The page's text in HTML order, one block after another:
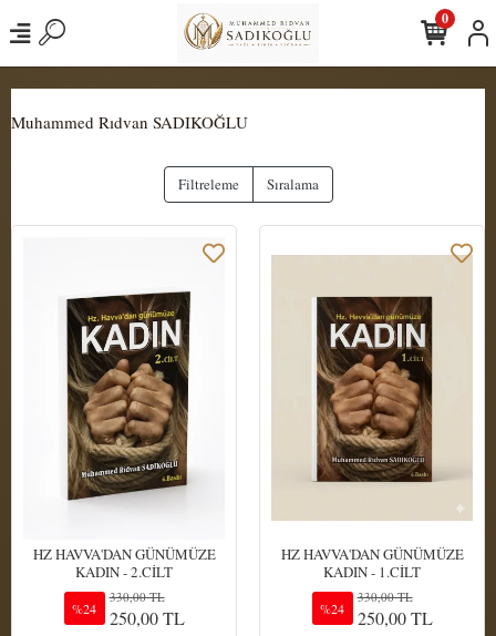
0
Muhammed Rıdvan SADIKOĞLU
Filtreleme Sıralama
HZ HAVVA'DAN GÜNÜMÜZE
KADIN - 2.CİLT
%24
330,00 TL
250,00 TL
HZ HAVVA'DAN GÜNÜMÜZE
KADIN - 1.CİLT
%24
330,00 TL
250,00 TL